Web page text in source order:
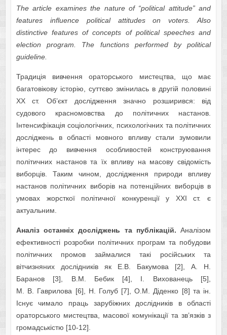
The article examines the nature of “political attitude” and
features influence political attitudes on voters. Also
distinctive features of concepts of political speeches and
election program. The functions performed by political
guideline.
Традиція вивчення ораторського мистецтва, що має
багатовікову історію, суттєво змінилась в другій половині
ХХ ст. Об’єкт дослідження значно розширився: від
судового красномовства до політичних настанов.
Інтенсифікація соціологічних, психологічних та політичних
досліджень в області мовного впливу стали зумовили
інтерес до вивчення особливостей конструювання
політичних настанов та їх впливу на масову свідомість
виборців. Таким чином, дослідження природи впливу
настанов політичних виборів на потенційних виборців в
умовах жорсткої політичної конкуренції у ХХІ ст. є
актуальним.
Аналіз останніх досліджень та публікацій. Аналізом
ефективності розробки політичних програм та побудови
політичних промов займалися такі російських та
вітчизняних дослідників як Е.В. Бакумова [2], А. Н.
Баранов [3], В.М. Бебик [4], І. Вихованець [5],
М. В. Гаврилова [6], Н. Голуб [7], О.М. Діденко [8] та ін.
Існує чимало праць зарубіжних дослідників в області
ораторського мистецтва, масової комунікації та зв’язків з
громадськістю [10-12].